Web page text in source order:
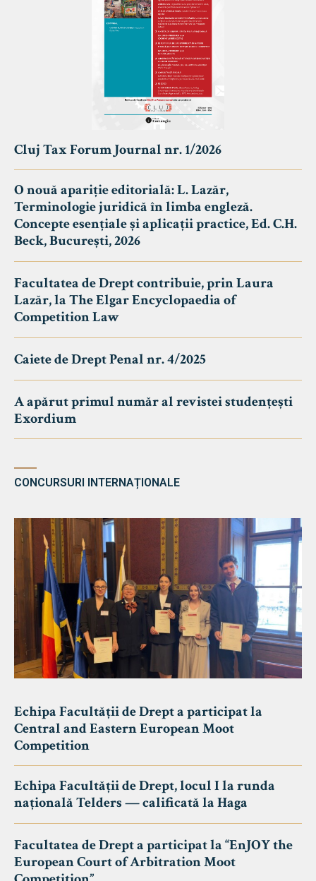
Cluj Tax Forum Journal nr. 1/2026
O nouă apariție editorială: L. Lazăr,
Terminologie juridică în limba engleză.
Concepte esențiale și aplicații practice, Ed. C.H.
Beck, București, 2026
Facultatea de Drept contribuie, prin Laura
Lazăr, la The Elgar Encyclopaedia of
Competition Law
Caiete de Drept Penal nr. 4/2025
A apărut primul număr al revistei studențești
Exordium
CONCURSURI INTERNAȚIONALE
Echipa Facultății de Drept a participat la
Central and Eastern European Moot
Competition
Echipa Facultății de Drept, locul I la runda
națională Telders — calificată la Haga
Facultatea de Drept a participat la “EnJOY the
European Court of Arbitration Moot